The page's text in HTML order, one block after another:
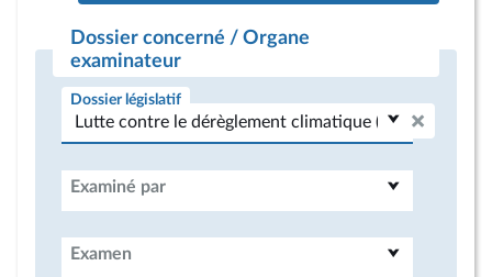
Dossier concerné / Organe
examinateur
Dossier législatif
Examiné par
Examen